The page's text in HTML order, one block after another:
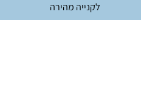
לקנייה מהירה